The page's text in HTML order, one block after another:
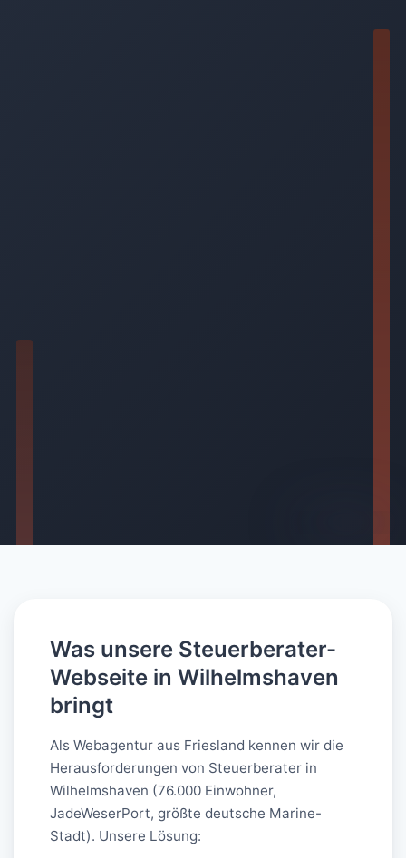
Was unsere Steuerberater-
Webseite in Wilhelmshaven
bringt
Als Webagentur aus Friesland kennen wir die
Herausforderungen von Steuerberater in
Wilhelmshaven (76.000 Einwohner,
JadeWeserPort, größte deutsche Marine-
Stadt). Unsere Lösung: